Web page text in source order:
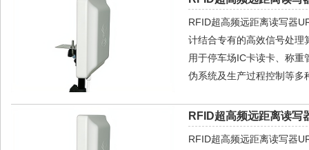
RFID超高频远距离读写器
计结合专有的高效信号处理
用于停车场IC卡读卡、称
伪系统及生产过程控制等多
RFID超高频远距离读写
RFID超高频远距离读写器